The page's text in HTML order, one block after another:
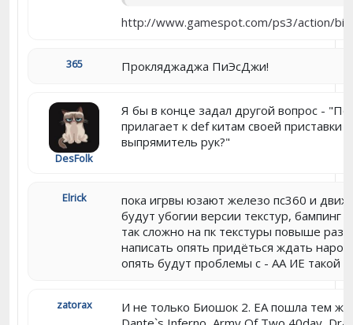
http://www.gamespot.com/ps3/action/
365 Прокляджаджа ПиЭсДжи!
DesFolk
Я бы в конце задал другой вопрос -
прилагает к def китам своей приставки
выпрямитель рук?"
Elrick
пока игрвы юзают железо пс360 и
будут убогии версии текстур, бампинг
так сложно на пк текстуры повыше
написать опять придёться ждать
опять будут проблемы с - АА ИЕ такой
zatorax
И не только Биошок 2. EA пошла тем же